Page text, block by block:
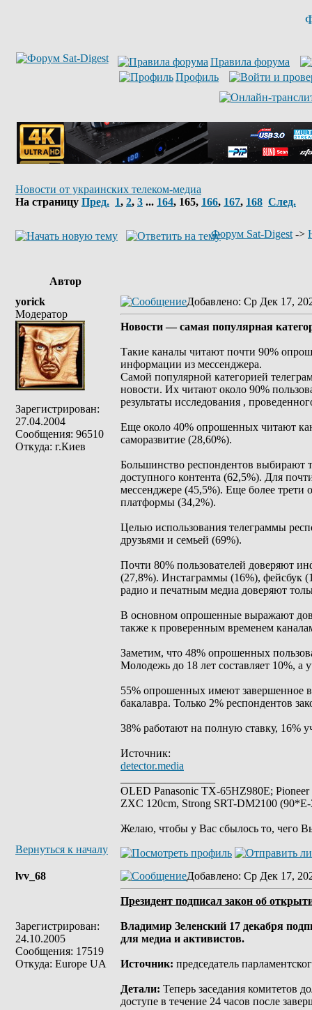
Правила форума
Профиль
Новости от украинских телеком-медиа
На страницу Пред. 1, 2, 3 ... 164, 165, 166, 167, 168 След.
Форум Sat-Digest ->
Автор
yorick
Модератор
Зарегистрирован:
27.04.2004
Сообщения: 96510
Откуда: г.Киев
Добавлено: Ср Дек 17,
Новости — самая популярная
Такие каналы читают почти 90%
информации из мессенджера.
Самой популярной категорией
новости. Их читают около 90%
результаты исследования ,
Еще около 40% опрошенных читают
саморазвитие (28,60%).
Большинство респондентов выбирают
доступного контента (62,5%). Для
мессенджере (45,5%). Еще более трети
платформы (34,2%).
Целью использования телеграммы
друзьями и семьей (69%).
Почти 80% пользователей доверяют
(27,8%). Инстаграммы (16%), фейсбук
радио и печатным медиа доверяют
В основном опрошенные выражают
также к проверенным временем
Заметим, что 48% опрошенных
Молодежь до 18 лет составляет 10%, а
55% опрошенных имеют завершенное
бакалавра. Только 2% респондентов
38% работают на полную ставку, 16%
Источник:
detector.media
OLED Panasonic TX-65HZ980E;
ZXC 120cm, Strong SRT-DM2100
Желаю, чтобы у Вас сбылось то, чего
Вернуться к началу
lvv_68
Зарегистрирован:
24.10.2005
Сообщения: 17519
Откуда: Europe UA
Добавлено: Ср Дек 17,
Президент подписал закон об
Владимир Зеленский 17 декабря
для медиа и активистов.
Источник: председатель
Детали: Теперь заседания комитетов
доступе в течение 24 часов после